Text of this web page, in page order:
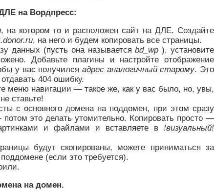
на Вордпресс:
, на котором то и расположен сайт на ДЛЕ. Создайте
, на него и будем копировать все страницы.
данных (пусть она называетсяbd_wp ), установите
Добавьте плагины и настройте отображение
у вас получился адрес аналогичный старому. Это
404 ошибку.
меню навигации — такое же, как у вас было, но, увы,
ставьте!
с основного домена на поддомен, при этом сразу
это делать утомительно. Копировать просто —
и файлами и вставляете в !визуальный!
будут скопированы, можете приниматься за
(если это требуется).
на домен.